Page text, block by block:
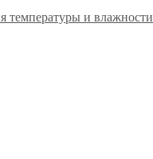
температуры и влажности